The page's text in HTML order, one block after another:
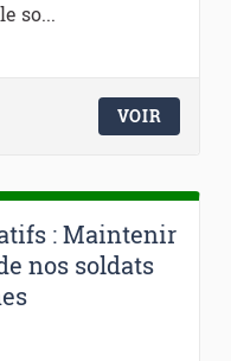
so...
VOIR
: Maintenir
nos soldats